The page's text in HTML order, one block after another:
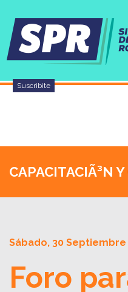
Suscribite
CAPACITACIÃ³N
Sábado, 30 Septiembre
Foro